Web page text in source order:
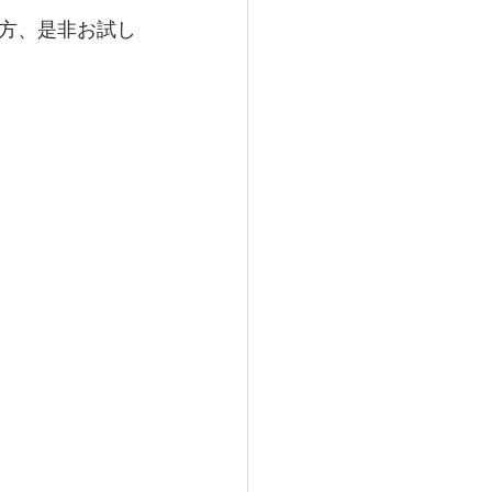
、是非お試し